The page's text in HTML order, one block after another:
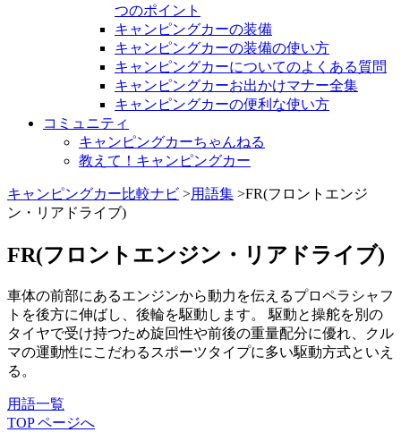
つのポイント
キャンピングカーの装備
キャンピングカーの装備の使い方
キャンピングカーについてのよくある質問
キャンピングカーお出かけマナー全集
キャンピングカーの便利な使い方
コミュニティ
キャンピングカーちゃんねる
教えて！キャンピングカー
キャンピングカー比較ナビ >用語集 >FR(フロントエンジ
ン・リアドライブ)
FR(フロントエンジン・リアドライブ)
車体の前部にあるエンジンから動力を伝えるプロペラシャフ
トを後方に伸ばし、後輪を駆動します。 駆動と操舵を別の
タイヤで受け持つため旋回性や前後の重量配分に優れ、クル
マの運動性にこだわるスポーツタイプに多い駆動方式といえ
る。
用語一覧
TOP ページへ